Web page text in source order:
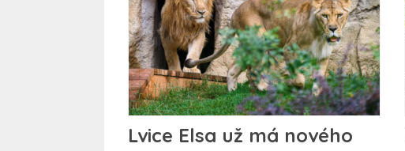
Lvice Elsa už má nového